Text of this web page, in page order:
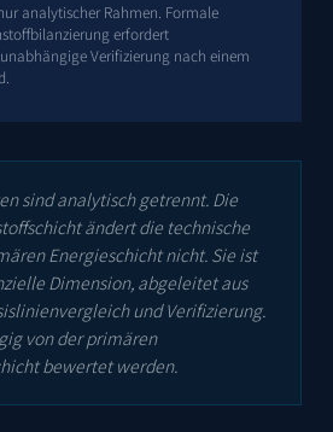
analytischer Rahmen. Formale
erfordert
Verifizierung nach einem
sind analytisch getrennt. Die
ändert die technische
Energieschicht nicht. Sie ist
Dimension, abgeleitet aus
und Verifizierung.
von der primären
bewertet werden.